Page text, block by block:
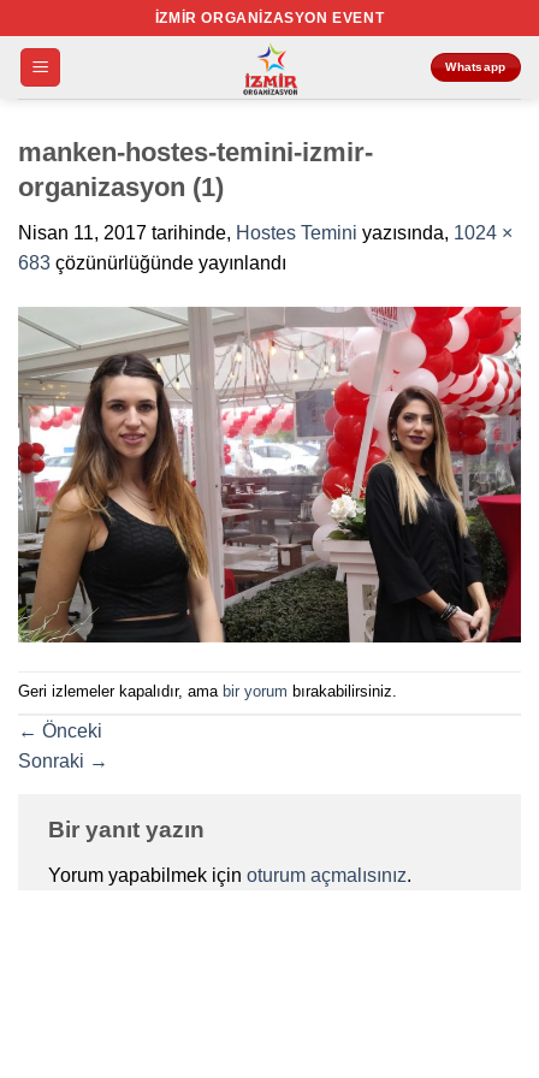
atla
İZMIR ORGANIZASYON EVENT
Whatsapp
manken-hostes-temini-izmir-
organizasyon (1)
Nisan 11, 2017 tarihinde, Hostes Temini yazısında, 1024 ×
683 çözünürlüğünde yayınlandı
Geri izlemeler kapalıdır, ama bir yorum bırakabilirsiniz.
← Önceki
Sonraki →
Bir yanıt yazın
Yorum yapabilmek için oturum açmalısınız.